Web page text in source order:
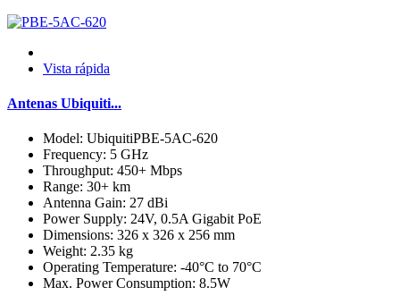
Vista rápida
Antenas Ubiquiti...
Model: UbiquitiPBE-5AC-620
Frequency: 5 GHz
Throughput: 450+ Mbps
Range: 30+ km
Antenna Gain: 27 dBi
Power Supply: 24V, 0.5A Gigabit PoE
Dimensions: 326 x 326 x 256 mm
Weight: 2.35 kg
Operating Temperature: -40°C to 70°C
Max. Power Consumption: 8.5W